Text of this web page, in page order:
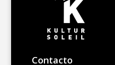
Contacto